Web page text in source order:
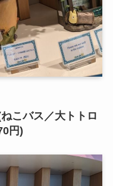
こバス／大トトロ
円)